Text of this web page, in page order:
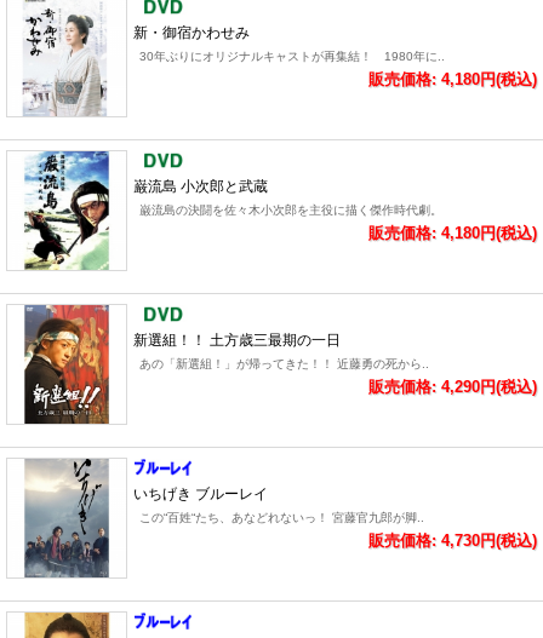
新・御宿かわせみ
30年ぶりにオリジナルキャストが再集結！ 1980年に..
販売価格: 4,180円(税込)
巌流島 小次郎と武蔵
巌流島の決闘を佐々木小次郎を主役に描く傑作時代劇。
販売価格: 4,180円(税込)
新選組！！ 土方歳三最期の一日
あの「新選組！」が帰ってきた！！ 近藤勇の死から..
販売価格: 4,290円(税込)
いちげき ブルーレイ
この“百姓“たち、あなどれないっ！ 宮藤官九郎が脚..
販売価格: 4,730円(税込)